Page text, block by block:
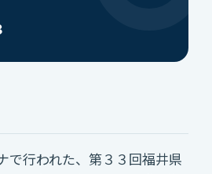
で行われた、第３３回福井県